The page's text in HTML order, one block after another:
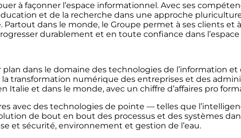
à façonner l’espace informationnel. Avec ses
et de la recherche dans une approche
dans le monde, le Groupe permet à ses clients et
durablement et en toute confiance dans
dans le domaine des technologies de l’information
transformation numérique des entreprises et des
et dans le monde, avec un chiffre d’affaires pro
avec des technologies de pointe — telles que
de bout en bout des processus et des systèmes
et sécurité, environnement et gestion de l’eau.